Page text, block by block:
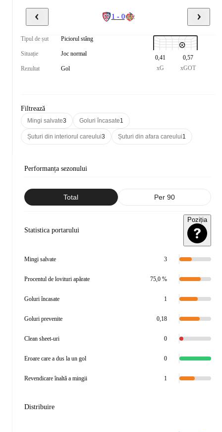
1 - 0
Tipul de șut Piciorul stâng
Situație Joc normal
Rezultat Gol
0,41
xG
0,57
xGOT
Filtrează
Mingi salvate3 Goluri încasate1
Șuturi din interiorul careului3 Șuturi din afara careului1
Performanța sezonului
Total Per 90
Statistica portarului
Poziția
Mingi salvate 3
Procentul de lovituri apărate 75,0 %
Goluri încasate 1
Goluri prevenite 0,18
Clean sheet-uri 0
Eroare care a dus la un gol 0
Revendicare înaltă a mingii 1
Distribuire